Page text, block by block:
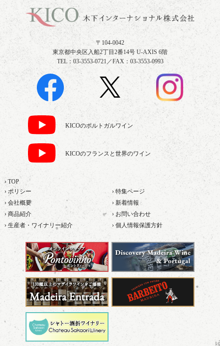
〒104-0042
東京都中央区入船2丁目2番14号 U-AXIS 6階
TEL：03-3553-0721／FAX：03-3553-0993
KICOのポルトガルワイン
KICOのフランスと世界のワイン
› TOP
› ポリシー
› 特集ページ
› 会社概要
› 新着情報
› 商品紹介
› お問い合わせ
› 生産者・ワイナリー紹介
› 個人情報保護方針